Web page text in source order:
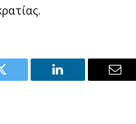
Twitter LinkedIn